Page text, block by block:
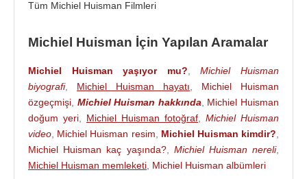
Filmi)
2009 - Genç Victoria (Prince Ernst) (Sinema Filmi)
2009 - Winterland Francis Young (Sinema Filmi)
2007 - 2010 - De co-assistent (Hugo Biesterveld)
(TV Dizisi)
2006 - t Schaep met de 5 pooten (Freddy) (TV
Dizisi) (20 Bölüm)
2006 - Dalziel and Pascoe (Back-Packer) (TV
Dizisi) (20 Bölüm)
Tüm Michiel Huisman Filmleri
Michiel Huisman İçin Yapılan Aramalar
Michiel Huisman yaşıyor mu? ,Michiel Huisman
biyografi, Michiel Huisman hayatı
Michiel Huisman
özgeçmişi Michiel Huisman hakkında
Michiel Huisman
doğum yeri
Michiel Huisman fotoğraf
Michiel Huisman
video Michiel Huisman resim Michiel Huisman kimdir?
Michiel Huisman kaç yaşında?, Michiel Huisman nereli,
Michiel Huisman memleketi Michiel Huisman albümleri